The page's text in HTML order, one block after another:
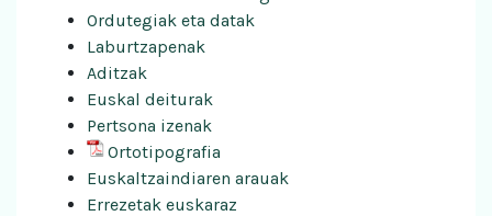
Ordutegiak eta datak
Laburtzapenak
Aditzak
Euskal deiturak
Pertsona izenak
Ortotipografia
Euskaltzaindiaren arauak
Errezetak euskaraz